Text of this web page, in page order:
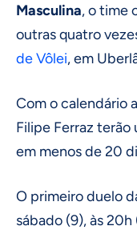
Masculina, o time
outras quatro
de Vôlei, em
Com o calendário
Filipe Ferraz terão
em menos de 20
O primeiro duelo
sábado (9), às